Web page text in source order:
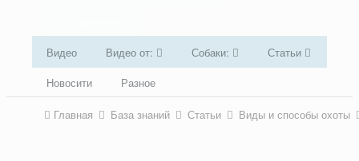
Видео Видео от: Собаки:
Статьи
Новосити
Разное
Главная База знаний Статьи Виды и способы охоты